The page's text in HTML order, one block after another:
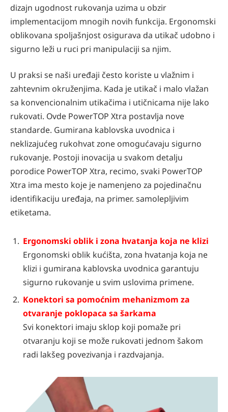
dizajn ugodnost rukovanja uzima u obzir
implementacijom mnogih novih funkcija. Ergonomski
oblikovana spoljašnjost osigurava da utikač udobno i
sigurno leži u ruci pri manipulaciji sa njim.
U praksi se naši uređaji često koriste u vlažnim i
zahtevnim okruženjima. Kada je utikač i malo vlažan
sa konvencionalnim utikačima i utičnicama nije lako
rukovati. Ovde PowerTOP Xtra postavlja nove
standarde. Gumirana kablovska uvodnica i
neklizajućeg rukohvat zone omogućavaju sigurno
rukovanje. Postoji inovacija u svakom detalju
porodice PowerTOP Xtra, recimo, svaki PowerTOP
Xtra ima mesto koje je namenjeno za pojedinačnu
identifikaciju uređaja, na primer. samolepljivim
etiketama.
Ergonomski oblik i zona hvatanja koja ne klizi
Ergonomski oblik kućišta, zona hvatanja koja ne
klizi i gumirana kablovska uvodnica garantuju
sigurno rukovanje u svim uslovima primene.
Konektori sa pomoćnim mehanizmom za
otvaranje poklopaca sa šarkama
Svi konektori imaju sklop koji pomaže pri
otvaranju koji se može rukovati jednom šakom
radi lakšeg povezivanja i razdvajanja.